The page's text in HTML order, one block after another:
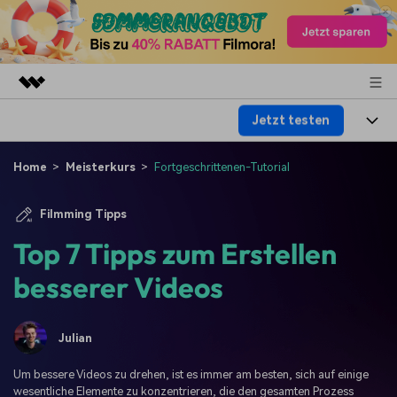
Business
Lösungen
Über uns
Presseraum
Shop
Support
Jetzt testen
Produkte
Plattformen
Assets
KI
Video/Foto
Audio
Text
Lösungen
Soziale Medien
Marketing & Business
Ressourcen
Video-Prompts
Über 100 heiße Video-
Meisterkurs
Beherrschen Sie
Hilfe-Center
Home Meisterkurs Fortgeschrittenen-Tutorial
Filmming Tipps
Top 7 Tipps zum Erstellen
besserer Videos
Julian
Um bessere Videos zu drehen, ist es immer am besten, sich auf einige
wesentliche Elemente zu konzentrieren, die den gesamten Prozess